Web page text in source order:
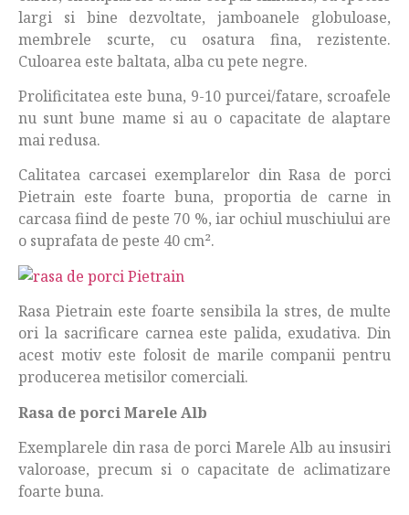
largi si bine dezvoltate, jamboanele globuloase,
membrele scurte, cu osatura fina, rezistente.
Culoarea este baltata, alba cu pete negre.
Prolificitatea este buna, 9-10 purcei/fatare, scroafele
nu sunt bune mame si au o capacitate de alaptare
mai redusa.
Calitatea carcasei exemplarelor din Rasa de porci
Pietrain este foarte buna, proportia de carne in
carcasa fiind de peste 70 %, iar ochiul muschiului are
o suprafata de peste 40 cm².
Rasa Pietrain este foarte sensibila la stres, de multe
ori la sacrificare carnea este palida, exudativa. Din
acest motiv este folosit de marile companii pentru
producerea metisilor comerciali.
Rasa de porci Marele Alb
Exemplarele din rasa de porci Marele Alb au insusiri
valoroase, precum si o capacitate de aclimatizare
foarte buna.